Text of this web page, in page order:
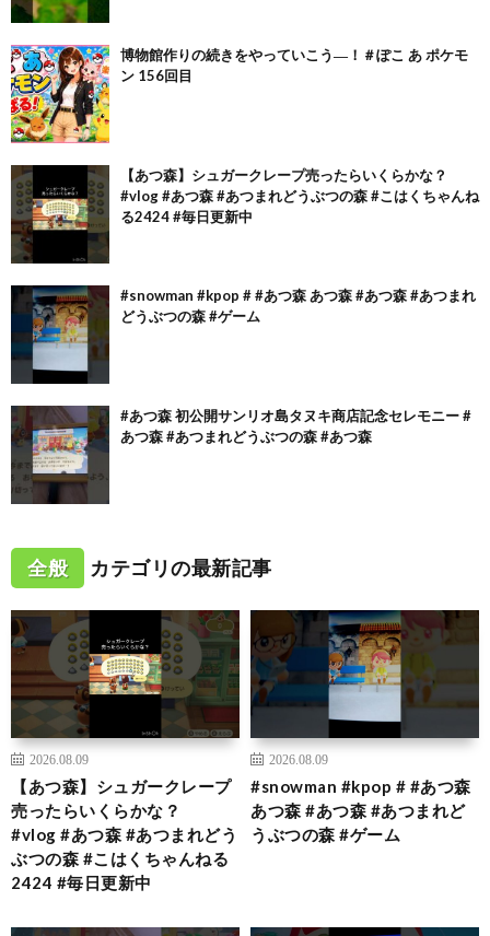
博物館作りの続きをやっていこう―！＃ぽこ あ ポケモ
ン 156回目
【あつ森】シュガークレープ売ったらいくらかな？
#vlog #あつ森 #あつまれどうぶつの森 #こはくちゃんね
る2424 #毎日更新中
#snowman #kpop # #あつ森 あつ森 #あつ森 #あつまれ
どうぶつの森 #ゲーム
#あつ森 初公開サンリオ島タヌキ商店記念セレモニー #
あつ森 #あつまれどうぶつの森 #あつ森
全般 カテゴリの最新記事
2026.08.09
【あつ森】シュガークレープ
売ったらいくらかな？
#vlog #あつ森 #あつまれどう
ぶつの森 #こはくちゃんねる
2424 #毎日更新中
2026.08.09
#snowman #kpop # #あつ森
あつ森 #あつ森 #あつまれど
うぶつの森 #ゲーム